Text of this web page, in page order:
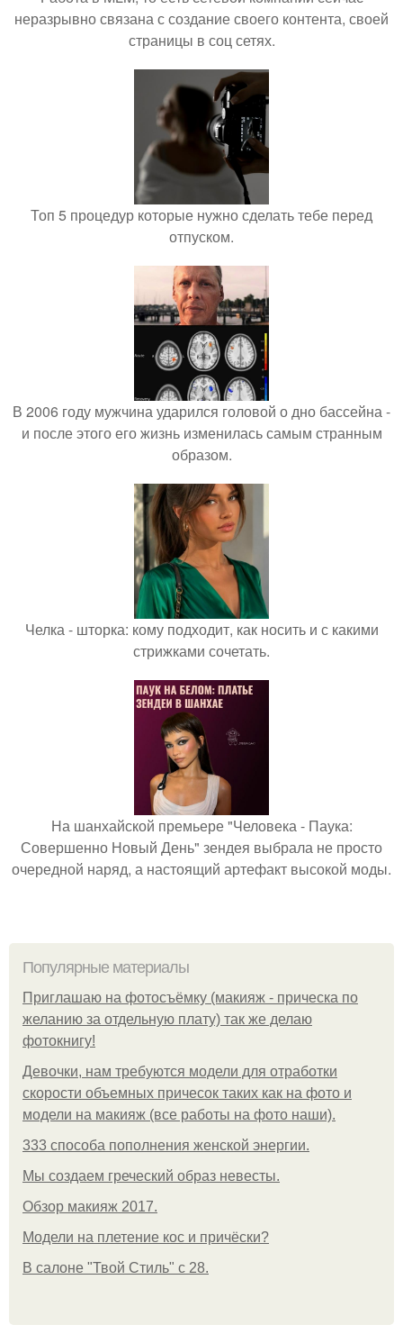
неразрывно связана с создание своего контента, своей
страницы в соц сетях.
Топ 5 процедур которые нужно сделать тебе перед
отпуском.
В 2006 году мужчина ударился головой о дно бассейна -
и после этого его жизнь изменилась самым странным
образом.
Челка - шторка: кому подходит, как носить и с какими
стрижками сочетать.
На шанхайской премьере "Человека - Паука:
Совершенно Новый День" зендея выбрала не просто
очередной наряд, а настоящий артефакт высокой моды.
Популярные материалы
Приглашаю на фотосъёмку (макияж - прическа по
желанию за отдельную плату) так же делаю
фотокнигу!
Девочки, нам требуются модели для отработки
скорости объемных причесок таких как на фото и
модели на макияж (все работы на фото наши).
333 способа пополнения женской энергии.
Мы создаем греческий образ невесты.
Обзор макияж 2017.
Модели на плетение кос и причёски?
В салоне "Твой Стиль" с 28.